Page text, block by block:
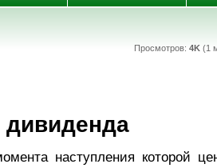
Просмотров: 4K(1
дивиденда
наступления которой